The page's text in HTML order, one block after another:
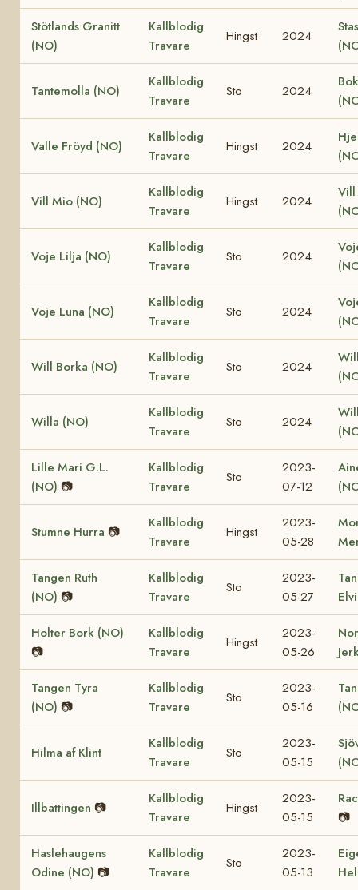
Stötlands Granitt
(NO)
Kallblodig
Travare
Hingst 2024
Tantemolla (NO)
Kallblodig
Travare
Sto 2024
Valle Fröyd (NO)
Kallblodig
Travare
Hingst 2024
Vill Mio (NO)
Kallblodig
Travare
Hingst 2024
Vill
Voje Lilja (NO)
Kallblodig
Travare
Sto 2024
Voje Luna (NO)
Kallblodig
Travare
Sto 2024
Will Borka (NO)
Kallblodig
Travare
Sto 2024
Willa (NO)
Kallblodig
Travare
Sto 2024
Lille Mari G.L.
(NO) 📷
Kallblodig
Travare
Sto
2023-
07-12
Stumne Hurra 📷
Kallblodig
Travare
Hingst
2023-
05-28
Tangen Ruth
(NO) 📷
Kallblodig
Travare
Sto
2023-
05-27
Holter Bork (NO)
📷
Kallblodig
Travare
Hingst
2023-
05-26
Tangen Tyra
(NO) 📷
Kallblodig
Travare
Sto
2023-
05-16
Hilma af Klint
Kallblodig
Travare
Sto
2023-
05-15
Illbattingen 📷
Kallblodig
Travare
Hingst
2023-
05-15
📷
Haslehaugens
Odine (NO) 📷
Kallblodig
Travare
Sto
2023-
05-13